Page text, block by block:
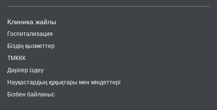
Клиника жайлы
Госпитализация
Біздің қызметтер
ТМККК
Дәрігер іздеу
Науқастардың құқықтары мен міндеттері
Бізбен байланыс